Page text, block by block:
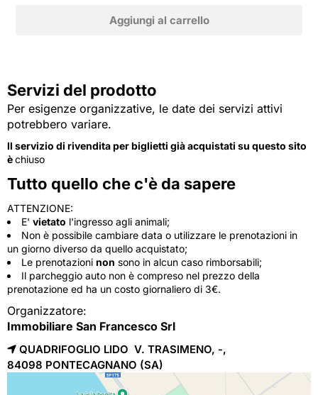
Servizi del prodotto
Per esigenze organizzative, le date dei servizi attivi
potrebbero variare.
Il servizio di rivendita per biglietti già acquistati su questo sito
èchiuso
Tutto quello che c'è da sapere
ATTENZIONE:
E' vietato l'ingresso agli animali;
Non è possibile cambiare data o utilizzare le prenotazioni in
un giorno diverso da quello acquistato;
Le prenotazioni non sono in alcun caso rimborsabili;
Il parcheggio auto non è compreso nel prezzo della
prenotazione ed ha un costo giornaliero di 3€.
Organizzatore:
Immobiliare San Francesco Srl
QUADRIFOGLIO LIDO V. TRASIMENO, -,
84098 PONTECAGNANO (SA)